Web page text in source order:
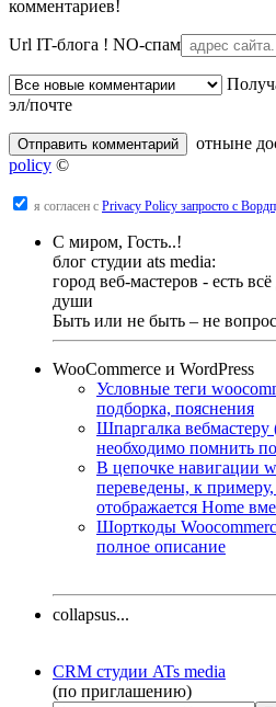
комментариев!
Url IT-блога ! NO-спам
эл/почте
отныне
policy ©
я согласен с Privacy Policy запросто с
С миром, Гость..!
блог студии ats media:
город веб-мастеров - есть
души
Быть или не быть – не
WooCommerce и WordPress
Условные теги
подборка, пояснения
Шпаргалка
необходимо помнить
В цепочке навигации
переведены, к
отображается Home
Шорткоды
полное описание
collapsus...
CRM студии ATs media
(по приглашению)